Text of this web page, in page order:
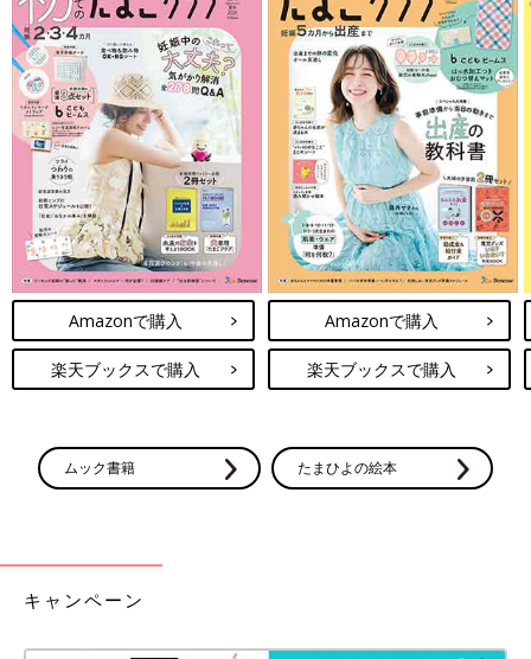
Amazonで購入
楽天ブックスで購入
Amazonで購入
楽天ブックスで購入
ムック書籍 たまひよの絵本
キャンペーン